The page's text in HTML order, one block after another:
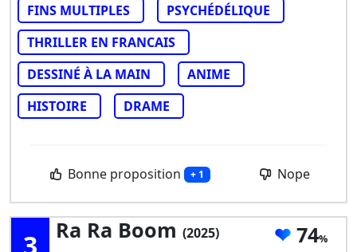
FINS MULTIPLES
PSYCHÉDÉLIQUE
THRILLER EN FRANCAIS
DESSINÉ À LA MAIN
ANIME
HISTOIRE
DRAME
Bonne proposition + 1 Nope
Ra Ra Boom (2025)
74